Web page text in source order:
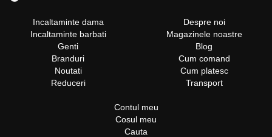
Incaltaminte dama
Incaltaminte barbati
Genti
Branduri
Noutati
Reduceri
Despre noi
Magazinele noastre
Blog
Cum comand
Cum platesc
Transport
Contul meu
Cosul meu
Cauta